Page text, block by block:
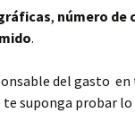
, número de
.
del gasto
te suponga probar